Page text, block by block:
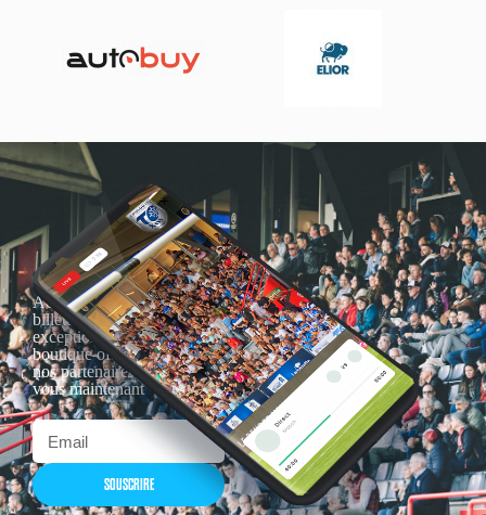
Actualités, nouveautés,
billetterie, remises
exceptionnelles dans la
boutique officielles & chez
nos partenaires… Inscrivez-
vous maintenant
SOUSCRIRE